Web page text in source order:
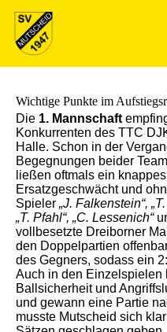
Wichtige Punkte im
Die 1. Mannschaft
Konkurrenten des TTC
Halle. Schon in der
Begegnungen beider
ließen oftmals ein
Ersatzgeschwächt und
Spieler „J. Falkenstein“,
„T. Pfahl“, „C. Lessenich“
vollbesetzte Dreiborner
den Doppelpartien
des Gegners, sodass ein
Auch in den Einzelspielen
Ballsicherheit und
und gewann eine Partie
musste Mutscheid sich